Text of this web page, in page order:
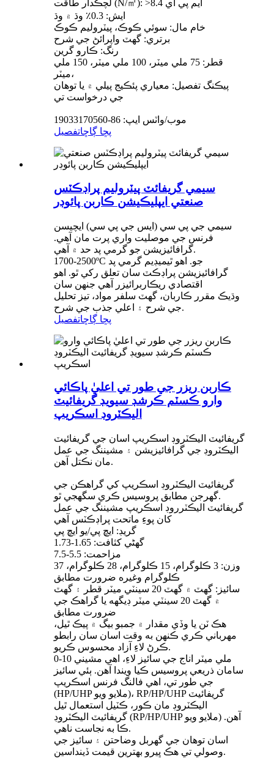
لچڪدار طاقت (N/㎡): >8.4 ايم پي اي
ايش: 0.3٪ وڌ ۾ وڌ
خام مال: سوئي ڪوڪ، پيٽروليم ڪوڪ
برتري: گھٽ واپرائڻ جي شرح
رنگ: ڪارو گرين
قطر: 75 ملي ميٽر، 100 ملي ميٽر، 150 ملي
ميٽر،
پيڪنگ تفصيل: معياري پئڪيج پيلي ۾ يا توهان
جي درخواست تي
موب/واٽس ايپ: 86-19033170560
پڇا ڳاڇاتفصيل
سيمي گريفائٽ پيٽروليم پراڊڪٽس
صنعتي ايپليڪيشن ڪاربن پائوڊر
سيمي جي پي سي (ايس جي پي سي) ايچيسن
فرنس جي موصليت واري پرت مان آهي.
گرافائيزيشن جو گرمي پد حد ۾ آهي.
1700-2500ºC جو. اهو ٿيميڊيم گرمي پد
گرافائيزيشن پراڊڪٽ سان تعلق رکي ٿو. اهو
اقتصادي ريڪاربرائيزر آهي جنهن سان
وڌيڪ مقرر ڪاربان، گهٽ سلفر مواد، تيز تحليل
جي شرح ۽ اعلي جذب جي شرح.
پڇا ڳاڇاتفصيل
ڪاربن ريزر جي طور تي اعليٰ پاڪائي
وارو ڪسٽم ڪرشڊ سيويڊ گريفائيٽ
اليڪٽروڊ اسڪريپ
گريفائيٽ اليڪٽروڊ اسڪريپ اسان جي گريفائيٽ
اليڪٽروڊ جي گرافائيزيشن ۽ مشيننگ جي عمل
مان نڪتل آهن.
گريفائيٽ اليڪٽروڊ اسڪريپ کي گراهڪن جي
گهرجن مطابق پروسيس ڪري سگهجي ٿو.
گريفائيٽ اليڪٽرروڊ اسڪريپ مشيننگ جي عمل
کان پوءِ ماتحت پراڊڪٽس آهي
گريڊ: ايڇ پي/يو ايڇ پي
گھڻي کثافت: 1.65-1.73
مزاحمت: 5.5-7.5
وزن: 3 ڪلوگرام، 15 ڪلوگرام، 28 ڪلوگرام، 37
ڪلوگرام وغيره ضرورت مطابق
سائيز: گھٽ ۾ گھٽ 20 سينٽي ميٽر قطر ۽ گھٽ
۾ گھٽ 20 سينٽي ميٽر ڊيگهه يا گراهڪ جي
ضرورت مطابق
هڪ ٽن يا وڏي مقدار ۾ جمبو بيگ ۾ پيڪ ٿيل،
مهرباني ڪري ڪنهن به وقت اسان سان رابطو
ڪرڻ لاءِ آزاد محسوس ڪريو.
0-10 ملي ميٽر اناج جي سائيز لاءِ، اهي مشيني
سامان ذريعي پروسيس ڪيا ويندا آهن. ٻئي سائيز
جي طور تي، اهي فالنگ فرنس اسڪريپ
(HP/UHP ملايو ويو)، RP/HP/UHP گريفائيٽ
اليڪٽروڊ مان ڪور، ڪٽيل استعمال ٿيل
گريفائيٽ اليڪٽروڊ (RP/HP/UHP ملايو ويو) آهن.
ڪا به نجاست ناهي.
اسان توهان جي گهربل وضاحتن ۽ سائيز جي
وصولي تي هڪ ڀيرو بهترين قيمت ڏينداسين.